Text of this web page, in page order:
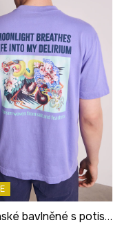
Tričko pánské bavlněné s potiskem z kolekce Kit Mizeres x Medicine